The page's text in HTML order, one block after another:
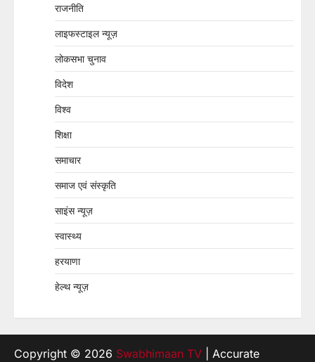
राजनीति
लाइफस्टाइल न्यूज़
लोकसभा चुनाव
विदेश
विश्व
शिक्षा
समाचार
समाज एवं संस्कृति
साइंस न्यूज़
स्वास्थ्य
हरयाणा
हेल्थ न्यूज़
Copyright © 2026 Swabhimaan TV | Accurate